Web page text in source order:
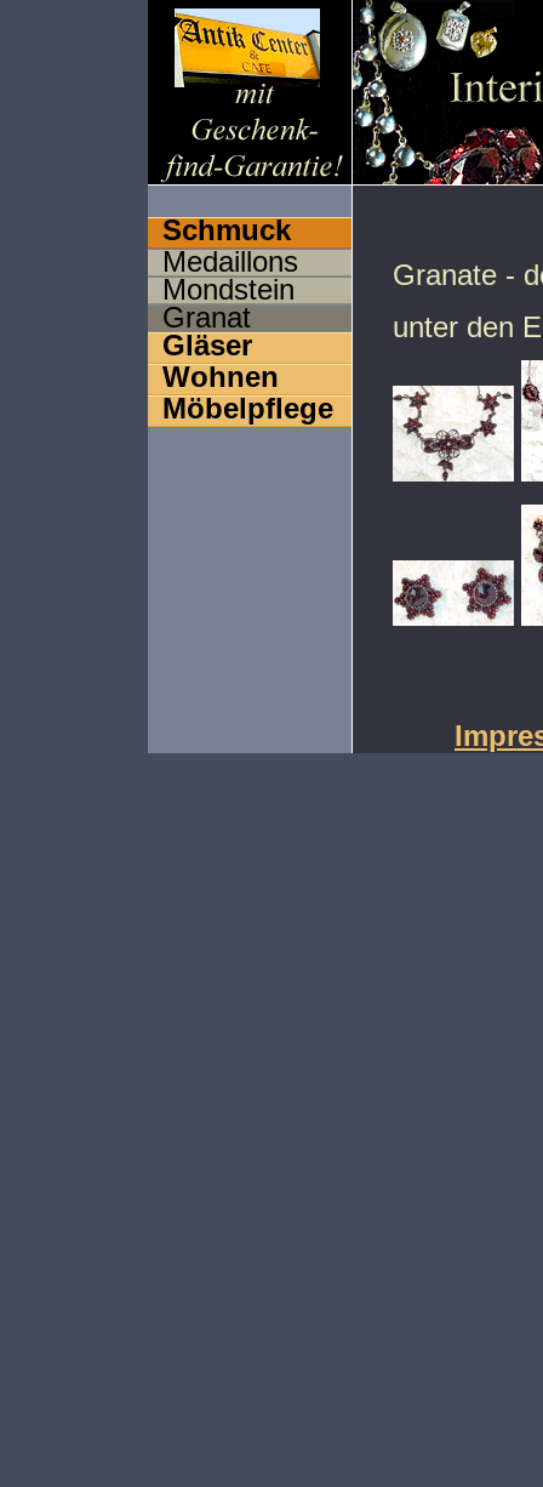
Schmuck
Medaillons
Mondstein
Granat
Gläser
Wohnen
Möbelpflege
Granate -
unter den